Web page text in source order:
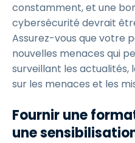
constamment, et une
cybersécurité devrait
Assurez-vous que votre
nouvelles menaces qui
surveillant les
sur les menaces et les
Fournir une
une